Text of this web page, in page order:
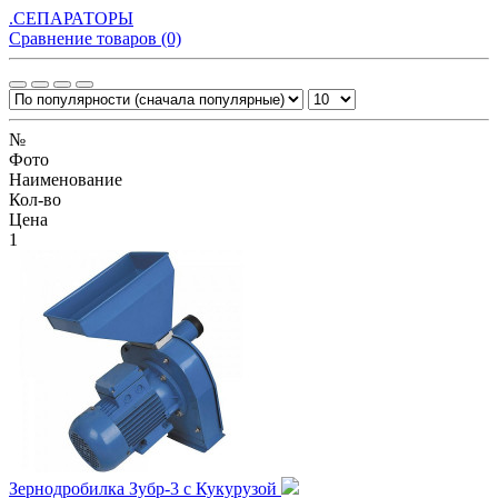
.СЕПАРАТОРЫ
Сравнение товаров (0)
№
Фото
Наименование
Кол-во
Цена
1
Зернодробилка Зубр-3 с Кукурузой